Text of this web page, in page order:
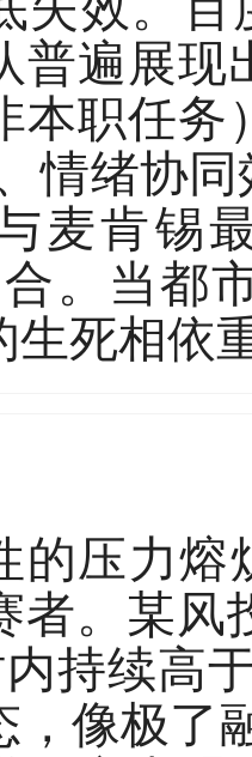
普遍展现
本职任
情绪协
麦肯锡
。当都
生死相依
的压力
者。某风
持续高
，像极了